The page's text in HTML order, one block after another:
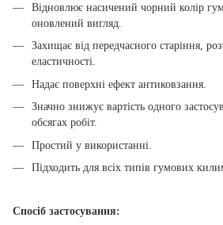
Відновлює насичений чорний колір
оновлений вигляд.
Захищає від передчасного старіння,
еластичності.
Надає поверхні ефект антиковзання.
Значно знижує вартість одного
обсягах робіт.
Простий у використанні.
Підходить для всіх типів гумових
Спосіб застосування: